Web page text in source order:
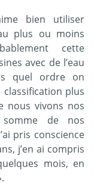
bien utiliser
plus ou moins
cette
avec de l’eau
quel ordre on
plus
nous vivons nos
de nos
pris conscience
j’en ai compris
mois, en